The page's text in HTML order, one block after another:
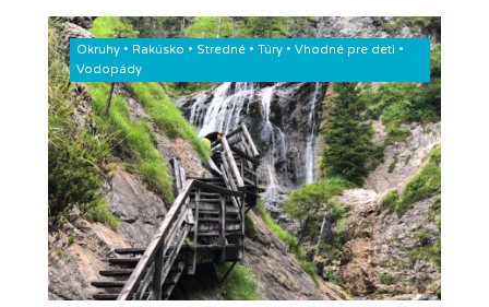
Okruhy • Rakúsko • Stredné • Túry • Vhodné pre deti •
Vodopády